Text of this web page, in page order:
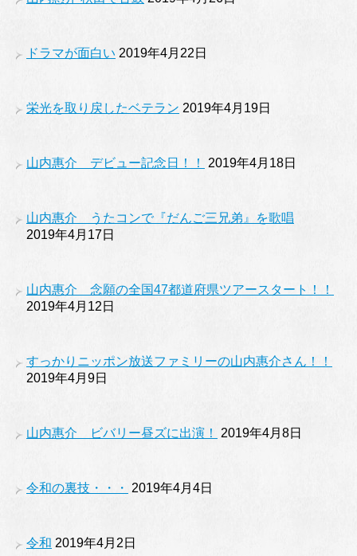
ドラマが面白い 2019年4月22日
栄光を取り戻したベテラン 2019年4月19日
山内惠介 デビュー記念日！！ 2019年4月18日
山内惠介 うたコンで『だんご三兄弟』を歌唱
2019年4月17日
山内惠介 念願の全国47都道府県ツアースタート！！
2019年4月12日
すっかりニッポン放送ファミリーの山内惠介さん！！
2019年4月9日
山内惠介 ビバリー昼ズに出演！ 2019年4月8日
令和の裏技・・・ 2019年4月4日
令和 2019年4月2日